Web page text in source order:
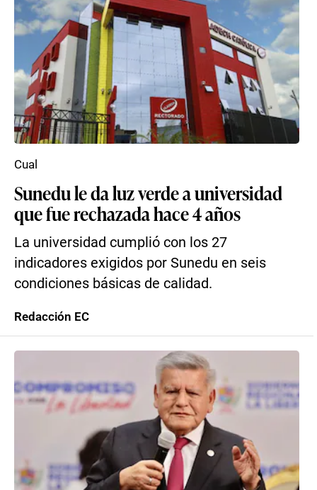
Sunedu le da luz verde a universidad
que fue rechazada hace 4 años
La universidad cumplió con los 27
indicadores exigidos por Sunedu en seis
condiciones básicas de calidad.
Cual
Redacción EC